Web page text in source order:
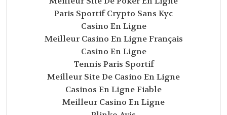
Paris Sportif Crypto Sans Kyc
Casino En Ligne
Meilleur Casino En Ligne Français
Casino En Ligne
Tennis Paris Sportif
Meilleur Site De Casino En Ligne
Casinos En Ligne Fiable
Meilleur Casino En Ligne